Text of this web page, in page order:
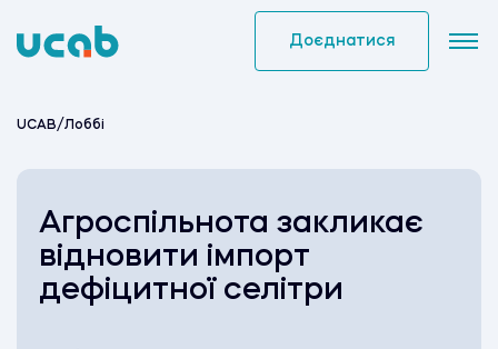
to
Доєднатися
UCAB/Лоббі
Агроспільнота закликає
відновити імпорт
дефіцитної селітри